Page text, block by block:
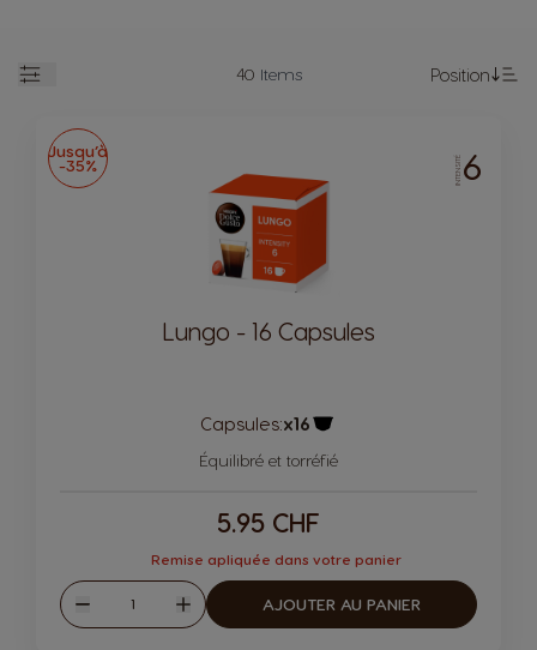
40 Items
Position
Jusqu’à
-35% INTENSITÉ6
Lungo - 16 Capsules
Capsules:x16
Équilibré et torréfié
5.95 CHF
Remise apliquée dans votre panier
Diminuer
Quantité
Augmenter
AJOUTER AU PANIER